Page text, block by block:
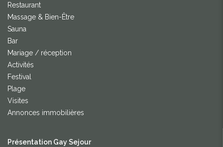
Restaurant
Massage & Bien-Être
Sauna
Bar
Mariage / réception
Activités
Festival
Plage
Visites
Annonces immobilières
Présentation Gay Sejour